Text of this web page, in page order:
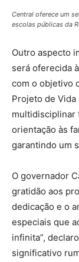
Central oferece um
escolas públicas da
Outro aspecto
será oferecida
com o objetivo
Projeto de Vida
multidisciplinar
orientação às
garantindo um
O governador
gratidão aos
dedicação e o
especiais que
infinita”,
significativo